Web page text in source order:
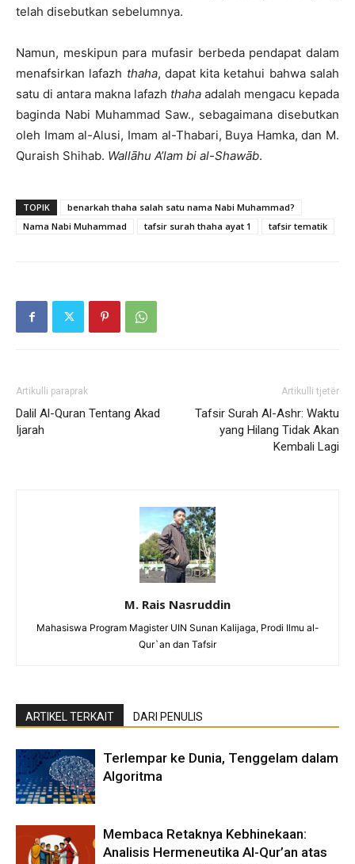
telah disebutkan sebelumnya.
Namun, meskipun para mufasir berbeda pendapat dalam
menafsirkan lafazh thaha, dapat kita ketahui bahwa salah
satu di antara makna lafazh thaha adalah mengacu kepada
baginda Nabi Muhammad Saw., sebagaimana disebutkan
oleh Imam al-Alusi, Imam al-Thabari, Buya Hamka, dan M.
Quraish Shihab. Wallāhu A’lam bi al-Shawāb.
TOPIK
benarkah thaha salah satu nama Nabi Muhammad?
Nama Nabi Muhammad
tafsir surah thaha ayat 1 tafsir tematik
Artikulli paraprak
Dalil Al-Quran Tentang Akad
Ijarah
Artikulli tjetër
Tafsir Surah Al-Ashr: Waktu
yang Hilang Tidak Akan
Kembali Lagi
M. Rais Nasruddin
Mahasiswa Program Magister UIN Sunan Kalijaga, Prodi Ilmu al-
Qur`an dan Tafsir
ARTIKEL TERKAIT DARI PENULIS
Terlempar ke Dunia, Tenggelam dalam
Algoritma
Membaca Retaknya Kebhinekaan:
Analisis Hermeneutika Al-Qur’an atas